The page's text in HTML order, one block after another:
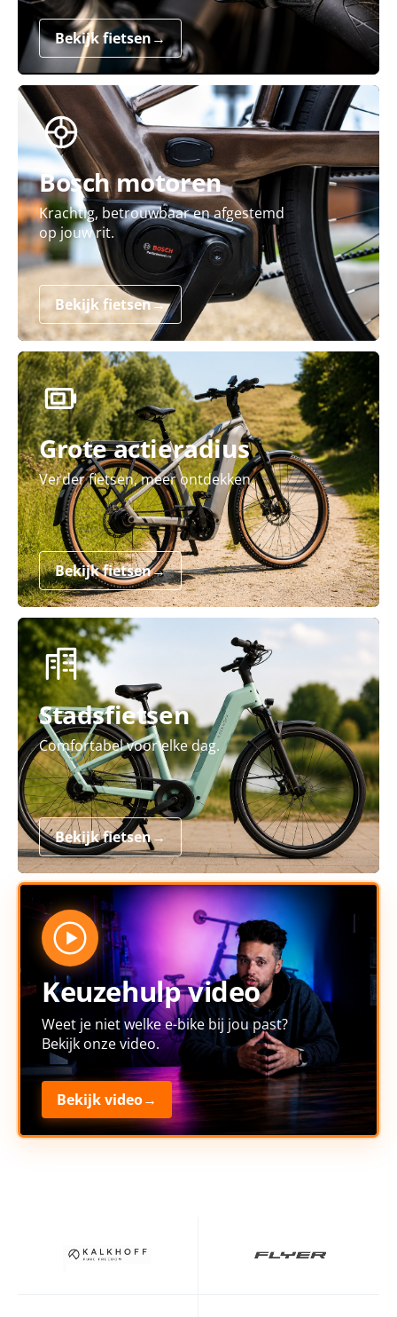
Bekijk fietsen→
Bosch motoren
Krachtig, betrouwbaar en afgestemd
op jouw rit.
Bekijk fietsen→
Grote actieradius
Verder fietsen, meer ontdekken.
Bekijk fietsen→
Stadsfietsen
Comfortabel voor elke dag.
Bekijk fietsen→
Keuzehulp video
Weet je niet welke e-bike bij jou past?
Bekijk onze video.
Bekijk video→